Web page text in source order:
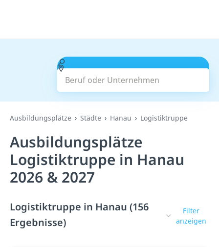
Beruf oder Unternehmen
Suchen
Ausbildungsplätze Städte Hanau Logistiktruppe
Ausbildungsplätze
Logistiktruppe in Hanau
2026 & 2027
Logistiktruppe in Hanau (156
Ergebnisse)
Filter
anzeigen